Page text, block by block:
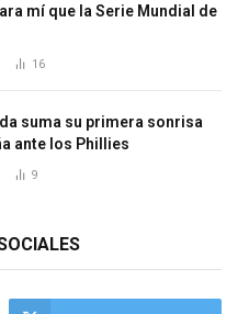
mí que la Serie Mundial de
16
suma su primera sonrisa
ante los Phillies
9